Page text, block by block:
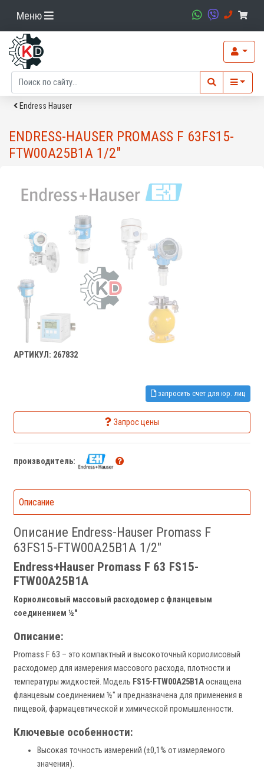
Меню
Endress Hauser
ENDRESS-HAUSER PROMASS F 63FS15-
FTW00A25B1A 1/2"
АРТИКУЛ: 267832
запросить счет для юр. лиц
Запрос цены
производитель:
Описание
Описание Endress-Hauser Promass F
63FS15-FTW00A25B1A 1/2"
Endress+Hauser Promass F 63 FS15-
FTW00A25B1A
Кориолисовый массовый расходомер с фланцевым
соединением ½"
Описание:
Promass F 63 – это компактный и высокоточный кориолисовый
расходомер для измерения массового расхода, плотности и
температуры жидкостей. Модель FS15-FTW00A25B1Aоснащена
фланцевым соединением ½" и предназначена для применения в
пищевой, фармацевтической и химической промышленности.
Ключевые особенности:
Высокая точность измерений (±0,1% от измеряемого
значения).